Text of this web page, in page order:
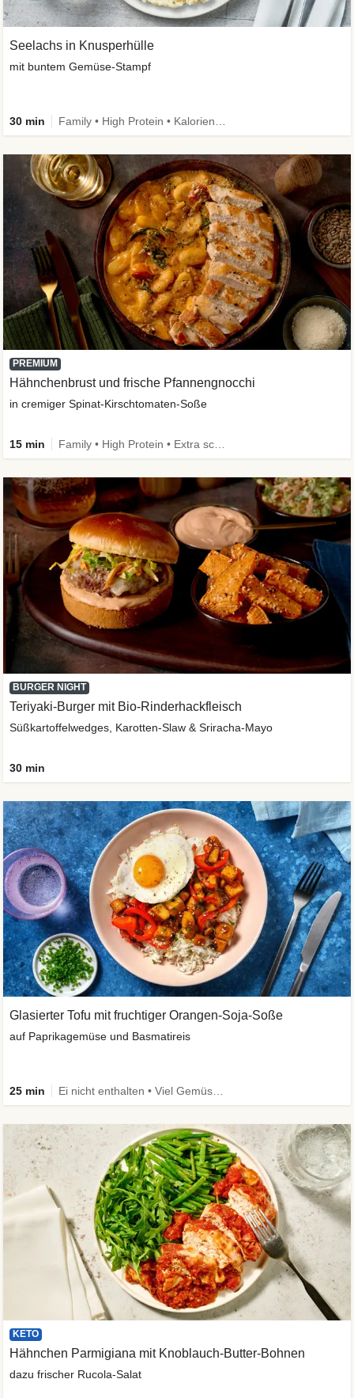
Seelachs in Knusperhülle
mit buntem Gemüse-Stampf
30 min
PREMIUM
Hähnchenbrust und frische Pfannengnocchi
in cremiger Spinat-Kirschtomaten-Soße
15 min
BURGER NIGHT
Teriyaki-Burger mit Bio-Rinderhackfleisch
Süßkartoffelwedges, Karotten-Slaw & Sriracha-Mayo
30 min
Glasierter Tofu mit fruchtiger Orangen-Soja-Soße
auf Paprikagemüse und Basmatireis
25 min
KETO
Hähnchen Parmigiana mit Knoblauch-Butter-Bohnen
dazu frischer Rucola-Salat